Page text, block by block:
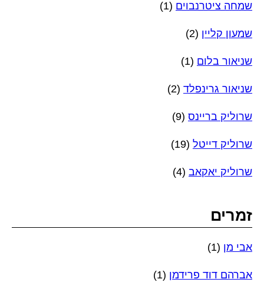
שמחה ציטרנבוים (1)
שמעון קליין (2)
שניאור בלום (1)
שניאור גרינפלד (2)
שרוליק בריינס (9)
שרוליק דייטל (19)
שרוליק יאקאב (4)
זמרים
אבי מן (1)
אברהם דוד פרידמן (1)